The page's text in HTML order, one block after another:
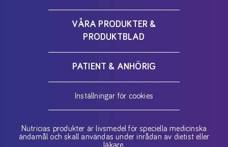
VÅRA PRODUKTER &
PRODUKTBLAD
PATIENT & ANHÖRIG
Inställningar för cookies
Nutricias produkter är livsmedel för speciella medicinska
ändamål och skall användas under inrådan av dietist eller
läkare.